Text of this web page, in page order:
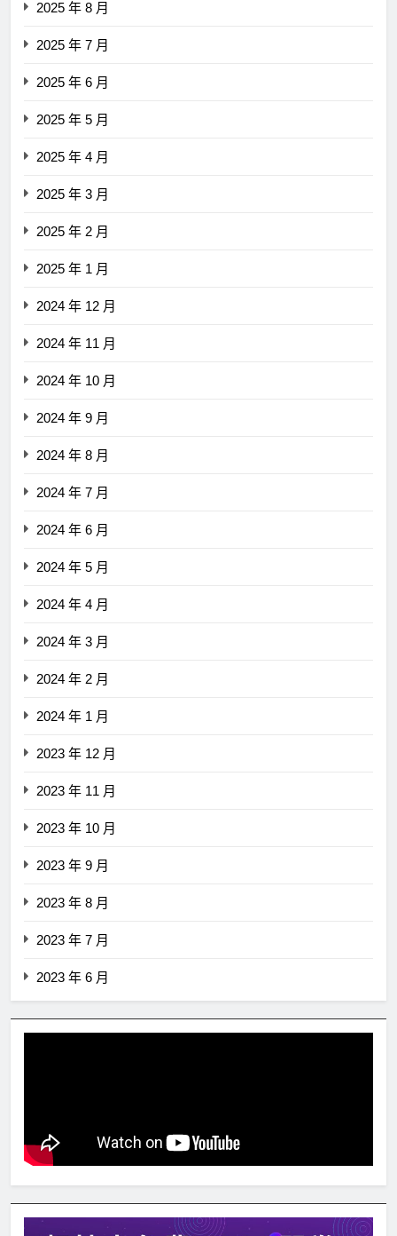
2025 年 8 月
2025 年 7 月
2025 年 6 月
2025 年 5 月
2025 年 4 月
2025 年 3 月
2025 年 2 月
2025 年 1 月
2024 年 12 月
2024 年 11 月
2024 年 10 月
2024 年 9 月
2024 年 8 月
2024 年 7 月
2024 年 6 月
2024 年 5 月
2024 年 4 月
2024 年 3 月
2024 年 2 月
2024 年 1 月
2023 年 12 月
2023 年 11 月
2023 年 10 月
2023 年 9 月
2023 年 8 月
2023 年 7 月
2023 年 6 月